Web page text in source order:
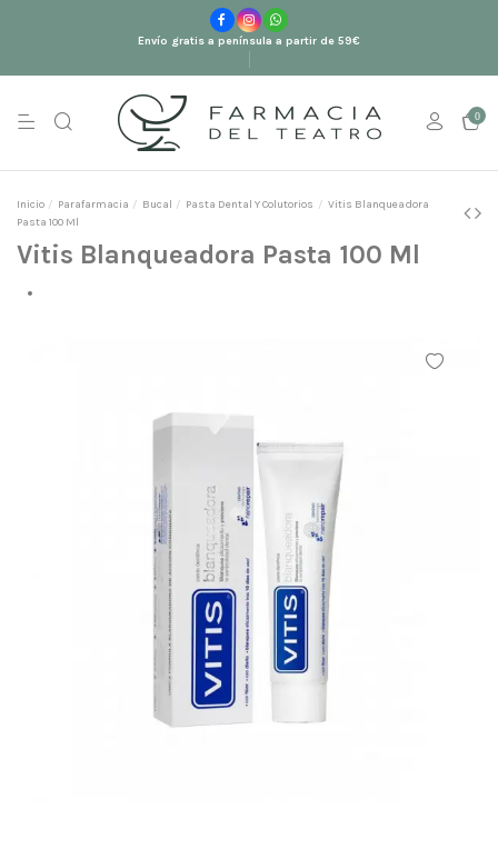
Envío gratis a península a partir de 59€
0
Inicio Parafarmacia Bucal Pasta Dental Y Colutorios
Vitis Blanqueadora
Pasta 100 Ml
Vitis Blanqueadora Pasta 100 Ml